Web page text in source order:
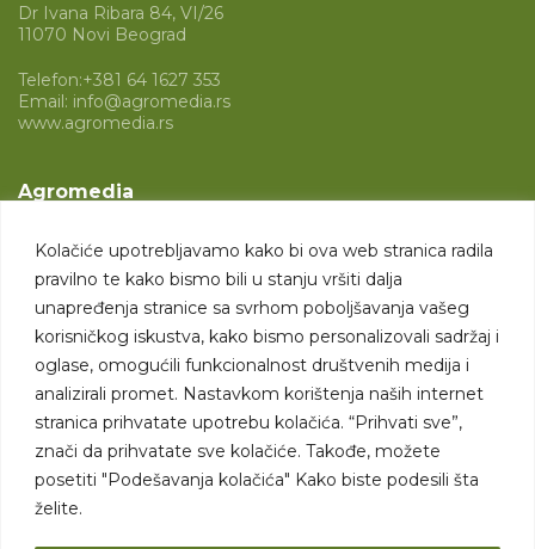
Kolačiće upotrebljavamo kako bi ova web stranica radila
pravilno te kako bismo bili u stanju vršiti dalja
unapređenja stranice sa svrhom poboljšavanja vašeg
korisničkog iskustva, kako bismo personalizovali sadržaj i
oglase, omogućili funkcionalnost društvenih medija i
analizirali promet. Nastavkom korištenja naših internet
stranica prihvatate upotrebu kolačića. “Prihvati sve”,
znači da prihvatate sve kolačiće. Takođe, možete
posetiti "Podešavanja kolačića" Kako biste podesili šta
želite.
Dr Ivana Ribara 84, VI/26
11070 Novi Beograd
Telefon:+381 64 1627 353
Email: info@agromedia.rs
www.agromedia.rs
Agromedia
Svet poljoprivrede
Marketing usluge
Tražimo saradnike
Kontakt